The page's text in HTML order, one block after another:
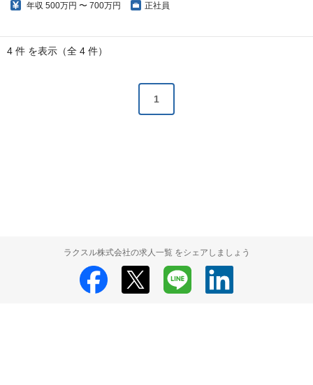
年収 500万円 〜 700万円 正社員
4 件 を表示（全 4 件）
1
ラクスル株式会社の求人一覧 をシェアしましょう